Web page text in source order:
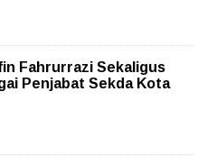
Fahrurrazi Sekaligus
Penjabat Sekda Kota